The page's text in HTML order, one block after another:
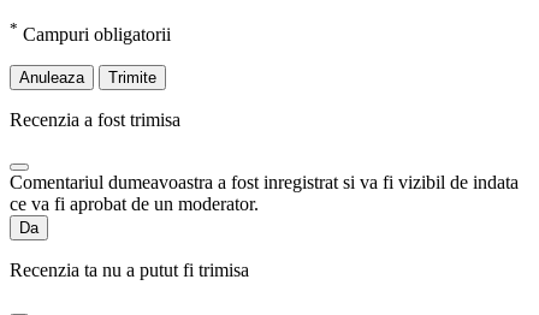
* Campuri obligatorii
Anuleaza Trimite
Recenzia a fost trimisa
Comentariul dumeavoastra a fost inregistrat si va fi vizibil de indata
ce va fi aprobat de un moderator.
Da
Recenzia ta nu a putut fi trimisa